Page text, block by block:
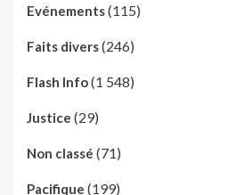
Evénements(115)
Faits divers(246)
Flash Info(1 548)
Justice (29)
Non classé (71)
Pacifique (199)